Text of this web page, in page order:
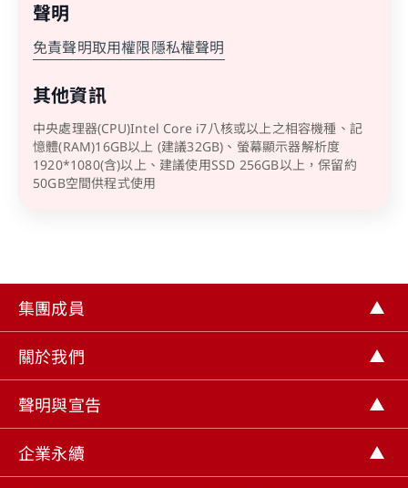
聲明
免責聲明取用權限隱私權聲明
其他資訊
中央處理器(CPU)Intel Core i7八核或以上之相容機種、記
憶體(RAM)16GB以上 (建議32GB)、螢幕顯示器解析度
1920*1080(含)以上、建議使用SSD 256GB以上，保留約
50GB空間供程式使用
集團成員
關於我們
聲明與宣告
企業永續